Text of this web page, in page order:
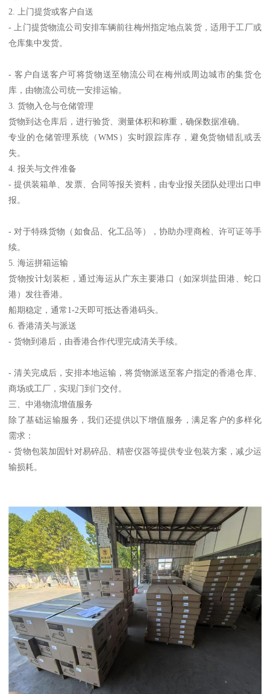
2. 上门提货或客户自送
- 上门提货物流公司安排车辆前往梅州指定地点装货，适用于工厂或
仓库集中发货。
- 客户自送客户可将货物送至物流公司在梅州或周边城市的集货仓
库，由物流公司统一安排运输。
3. 货物入仓与仓储管理
货物到达仓库后，进行验货、测量体积和称重，确保数据准确。
专业的仓储管理系统（WMS）实时跟踪库存，避免货物错乱或丢
失。
4. 报关与文件准备
- 提供装箱单、发票、合同等报关资料，由专业报关团队处理出口申
报。
- 对于特殊货物（如食品、化工品等），协助办理商检、许可证等手
续。
5. 海运拼箱运输
货物按计划装柜，通过海运从广东主要港口（如深圳盐田港、蛇口
港）发往香港。
船期稳定，通常1-2天即可抵达香港码头。
6. 香港清关与派送
- 货物到港后，由香港合作代理完成清关手续。
- 清关完成后，安排本地运输，将货物派送至客户指定的香港仓库、
商场或工厂，实现门到门交付。
三、中港物流增值服务
除了基础运输服务，我们还提供以下增值服务，满足客户的多样化
需求：
- 货物包装加固针对易碎品、精密仪器等提供专业包装方案，减少运
输损耗。